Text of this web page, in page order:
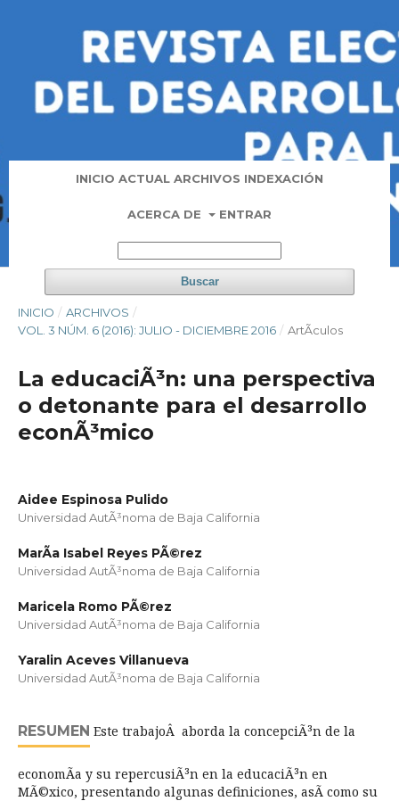
INICIO ACTUAL ARCHIVOS INDEXACIÓN
ACERCA DE ENTRAR
Buscar
INICIO / ARCHIVOS /
VOL. 3 NÚM. 6 (2016): JULIO - DICIEMBRE 2016 / ArtÃ­culos
La educaciÃ³n: una perspectiva
o detonante para el desarrollo
econÃ³mico
Aidee Espinosa Pulido
Universidad AutÃ³noma de Baja California
MarÃ­a Isabel Reyes PÃ©rez
Universidad AutÃ³noma de Baja California
Maricela Romo PÃ©rez
Universidad AutÃ³noma de Baja California
Yaralin Aceves Villanueva
Universidad AutÃ³noma de Baja California
RESUMEN Este trabajoÂ aborda la concepciÃ³n de la
economÃ­a y su repercusiÃ³n en la educaciÃ³n en
MÃ©xico, presentando algunas definiciones, asÃ­ como su